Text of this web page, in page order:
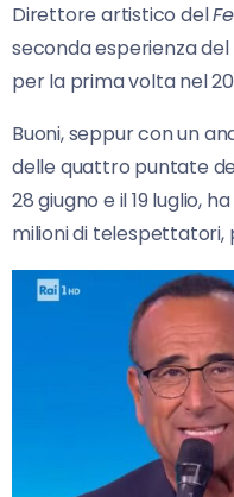
Direttore artistico del
seconda esperienza
per la prima volta nel
Buoni, seppur con un
delle quattro puntate
28 giugno e il 19 luglio,
milioni di telespettatori,